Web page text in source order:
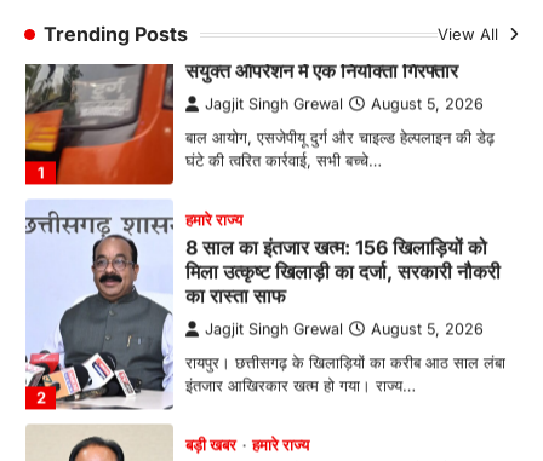
Trending Posts View All
1
घंटे की त्वरित कार्रवाई, सभी बच्चे…
हमारे राज्य
8 साल का इंतजार खत्म: 156 खिलाड़ियों को
का रास्ता साफ
Jagjit Singh Grewal August 5, 2026
रायपुर। छत्तीसगढ़ के खिलाड़ियों का करीब आठ साल लंबा
इंतजार आखिरकार खत्म हो गया। राज्य…
बड़ी खबर हमारे राज्य
छत्तीसगढ़ की नई उड़ान: 500 करोड़ के AI
कैबिनेट की मुहर